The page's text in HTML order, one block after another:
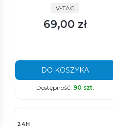
PRODUCENT
V-TAC
Cena
69,00 zł
DO KOSZYKA
Dostępność: 90 szt.
24H